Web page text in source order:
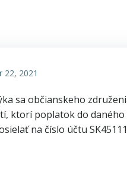
22, 2021
sa občianskeho
ktorí poplatok do daného
na číslo účtu